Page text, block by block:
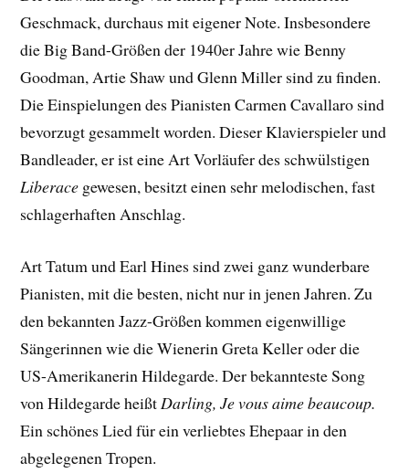
Geschmack, durchaus mit eigener Note. Insbesondere
die Big Band-Größen der 1940er Jahre wie Benny
Goodman, Artie Shaw und Glenn Miller sind zu finden.
Die Einspielungen des Pianisten Carmen Cavallaro sind
bevorzugt gesammelt worden. Dieser Klavierspieler und
Bandleader, er ist eine Art Vorläufer des schwülstigen
Liberace gewesen, besitzt einen sehr melodischen, fast
schlagerhaften Anschlag.
Art Tatum und Earl Hines sind zwei ganz wunderbare
Pianisten, mit die besten, nicht nur in jenen Jahren. Zu
den bekannten Jazz-Größen kommen eigenwillige
Sängerinnen wie die Wienerin Greta Keller oder die
US-Amerikanerin Hildegarde. Der bekannteste Song
von Hildegarde heißt Darling, Je vous aime beaucoup.
Ein schönes Lied für ein verliebtes Ehepaar in den
abgelegenen Tropen.